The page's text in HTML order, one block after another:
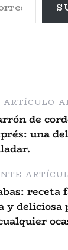
ARTÍCULO
de
una
receta
y deliciosa